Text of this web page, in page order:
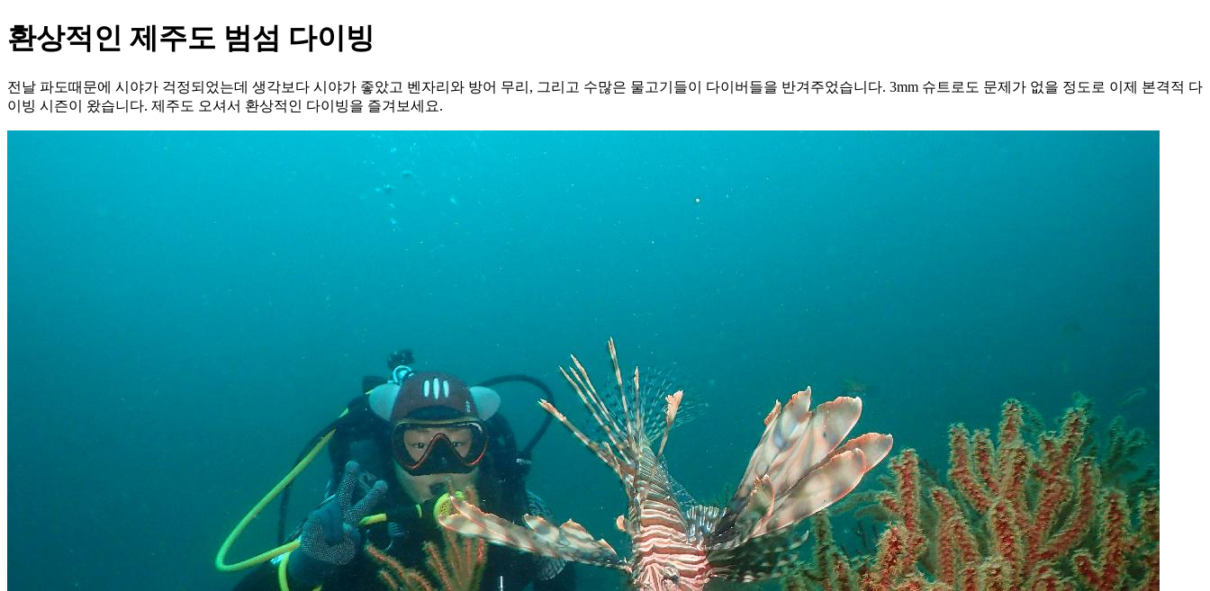
환상적인 제주도 범섬 다이빙
전날 파도때문에 시야가 걱정되었는데 생각보다 시야가 좋았고 벤자리와 방어 무리, 그리고 수많은 물고기들이 다이버들을 반겨주었습니다. 3mm 슈트로도 문제가 없을 정도로 이제 본격적 다
이빙 시즌이 왔습니다. 제주도 오셔서 환상적인 다이빙을 즐겨보세요.